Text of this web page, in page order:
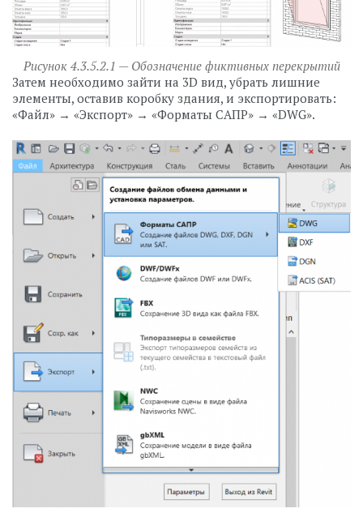
Рисунок 4.3.5.2.1 — Обозначение фиктивных перекрытий
Затем необходимо зайти на 3D вид, убрать лишние
элементы, оставив коробку здания, и экспортировать:
«Файл» → «Экспорт» → «Форматы САПР» → «DWG».